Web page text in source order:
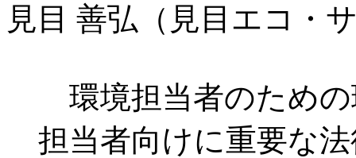
見目 善弘（見目エコ・
環境担当者のため
担当者向けに重要な